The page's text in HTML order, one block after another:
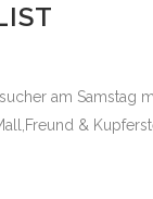
am Samstag
&